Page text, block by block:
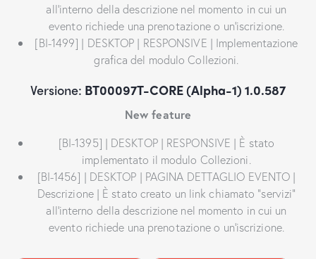
all’interno della descrizione nel momento in cui un
evento richiede una prenotazione o un’iscrizione.
[BI-1499] | DESKTOP | RESPONSIVE | Implementazione
grafica del modulo Collezioni.
Versione: BT00097T-CORE (Alpha-1) 1.0.587
New feature
[BI-1395] | DESKTOP | RESPONSIVE | È stato
implementato il modulo Collezioni.
[BI-1456] | DESKTOP | PAGINA DETTAGLIO EVENTO |
Descrizione | È stato creato un link chiamato “servizi”
all’interno della descrizione nel momento in cui un
evento richiede una prenotazione o un’iscrizione.